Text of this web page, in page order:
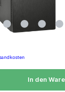
In den